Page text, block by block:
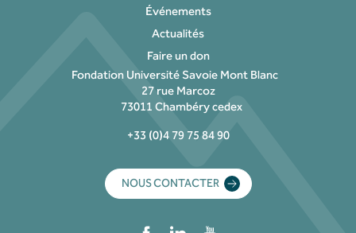
Événements
Actualités
Faire un don
Fondation Université Savoie Mont Blanc
27 rue Marcoz
73011 Chambéry cedex
+33 (0)4 79 75 84 90
NOUS CONTACTER